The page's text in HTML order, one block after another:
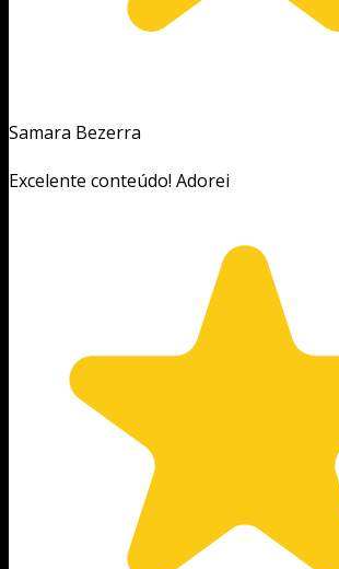
Samara Bezerra
Excelente conteúdo! Adorei